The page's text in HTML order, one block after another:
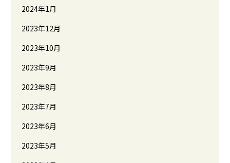
2024年1月
2023年12月
2023年10月
2023年9月
2023年8月
2023年7月
2023年6月
2023年5月